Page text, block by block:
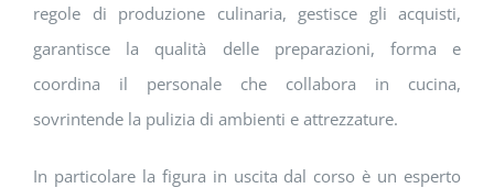
regole di produzione culinaria, gestisce gli acquisti,
garantisce la qualità delle preparazioni, forma e
coordina il personale che collabora in cucina,
sovrintende la pulizia di ambienti e attrezzature.
In particolare la figura in uscita dal corso è un esperto